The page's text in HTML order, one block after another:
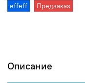
effeff Предзаказ
Описание